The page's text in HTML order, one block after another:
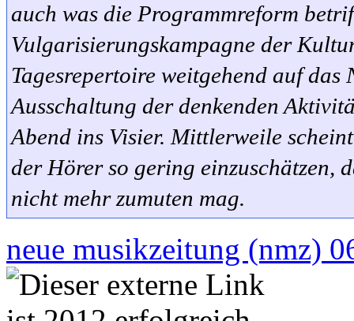
auch was die Programmreform
Vulgarisierungskampagne der
Tagesrepertoire weitgehend auf
Ausschaltung der denkenden
Abend ins Visier. Mittlerweile
der Hörer so gering einzuschätzen,
nicht mehr zumuten mag.
neue musikzeitung (nmz)